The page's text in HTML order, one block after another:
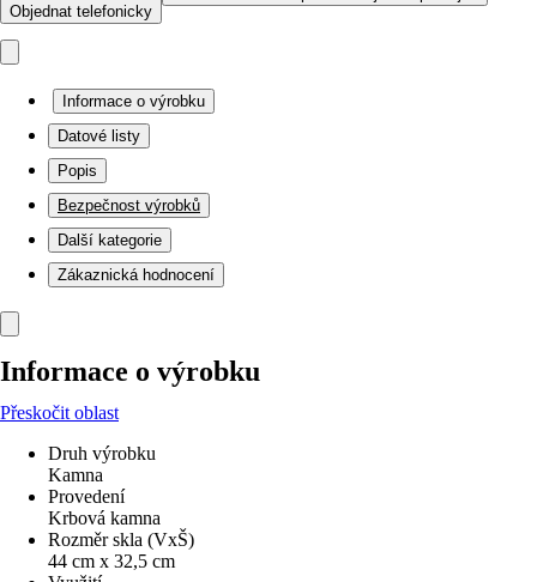
Objednat telefonicky
Informace o výrobku
Datové listy
Popis
Bezpečnost výrobků
Další kategorie
Zákaznická hodnocení
Informace o výrobku
Přeskočit oblast
Druh výrobku
Kamna
Provedení
Krbová kamna
Rozměr skla (VxŠ)
44 cm x 32,5 cm